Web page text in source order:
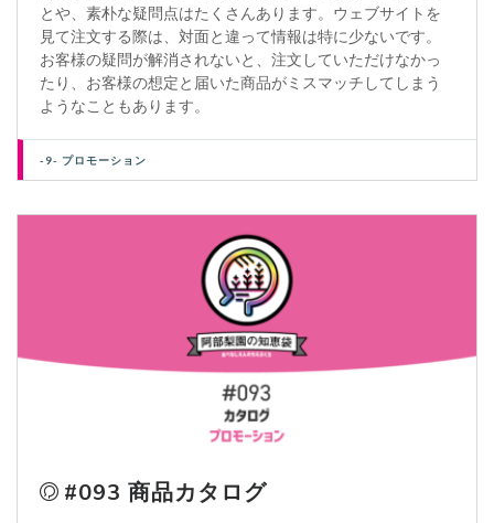
とや、素朴な疑問点はたくさんあります。ウェブサイトを
見て注文する際は、対面と違って情報は特に少ないです。
お客様の疑問が解消されないと、注文していただけなかっ
たり、お客様の想定と届いた商品がミスマッチしてしまう
ようなこともあります。
-9- プロモーション
#093 商品カタログ